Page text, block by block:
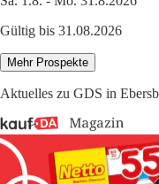
Gültig bis 31.08.2026
Mehr Prospekte
Aktuelles zu GDS in